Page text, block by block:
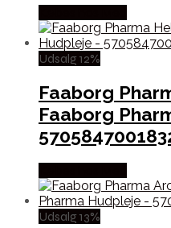
Udsalg 12%
Faaborg
Faaborg
Udsalg 13%